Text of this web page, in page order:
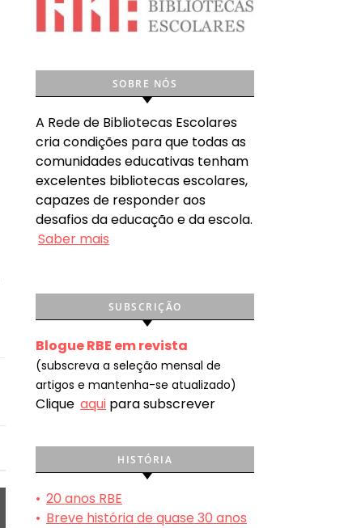
SOBRE NÓS
A Rede de Bibliotecas Escolares
cria condições para que todas as
comunidades educativas tenham
excelentes bibliotecas escolares,
capazes de responder aos
desafios da educação e da escola.
Saber mais
SUBSCRIÇÃO
Blogue RBE em revista
(subscreva a seleção mensal de
artigos e mantenha-se atualizado)
Clique aqui para subscrever
HISTÓRIA
• 20 anos RBE
• Breve história de quase 30 anos